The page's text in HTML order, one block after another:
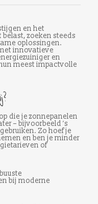
en het
zoeken steeds
oplossingen.
innovatieve
en
meest impactvolle
die je zonnepanelen
– bijvoorbeeld ’s
Zo hoef je
en ben je minder
of
bij moderne